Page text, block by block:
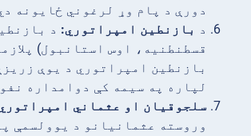
دورې د پام وړ لرغوني ځایونه
د بازنطین امپراتوري: د
قسطنطنیه، اوس استانبول)
بازنطین امپراتوري د یوې
لپاره په سیمه کې دوامداره
سلجوقيان او عثماني
وروسته عثمانيانو د يوولسمې